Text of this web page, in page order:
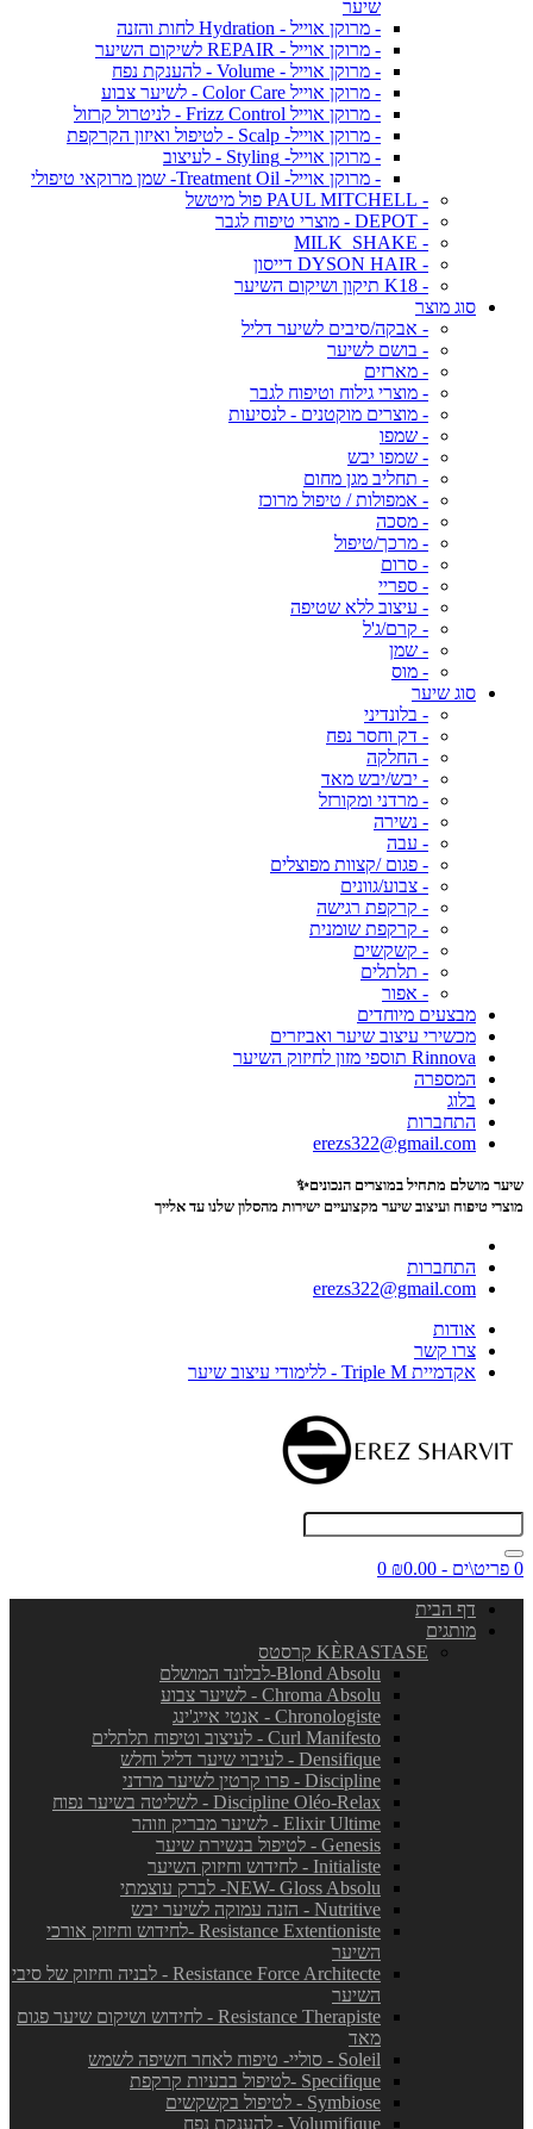
שיער
- מרוקן אוייל - Hydration לחות והזנה
- מרוקן אוייל - REPAIR לשיקום השיער
- מרוקן אוייל - Volume - להענקת נפח
- מרוקן אוייל Color Care - לשיער צבוע
- מרוקן אוייל Frizz Control - לניטרול קרזול
- מרוקן אוייל- Scalp - לטיפול ואיזון הקרקפת
- מרוקן אוייל- Styling - לעיצוב
- מרוקן אוייל- Treatment Oil- שמן מרוקאי טיפולי
- PAUL MITCHELL פול מיטשל
- DEPOT - מוצרי טיפוח לגבר
- MILK_SHAKE
- DYSON HAIR דייסון
- K18 תיקון ושיקום השיער
סוג מוצר
- אבקה/סיבים לשיער דליל
- בושם לשיער
- מארזים
- מוצרי גילוח וטיפוח לגבר
- מוצרים מוקטנים - לנסיעות
- שמפו
- שמפו יבש
- תחליב מגן מחום
- אמפולות / טיפול מרוכז
- מסכה
- מרכך/טיפול
- סרום
- ספריי
- עיצוב ללא שטיפה
- קרם/ג'ל
- שמן
- מוס
סוג שיער
- בלונדיני
- דק וחסר נפח
- החלקה
- יבש/יבש מאד
- מרדני ומקורזל
- נשירה
- עבה
- פגום /קצוות מפוצלים
- צבוע/גוונים
- קרקפת רגישה
- קרקפת שומנית
- קשקשים
- תלתלים
- אפור
מבצעים מיוחדים
מכשירי עיצוב שיער ואביזרים
Rinnova תוספי מזון לחיזוק השיער
המספרה
בלוג
התחברות
erezs322@gmail.com
שיער מושלם מתחיל במוצרים הנכונים✨
מוצרי טיפוח ועיצוב שיער מקצועיים ישירות מהסלון שלנו עד אלייך
התחברות
erezs322@gmail.com
אודות
צרו קשר
אקדמיית Triple M - ללימודי עיצוב שיער
0 פריט\ים - ₪0.00
0
דף הבית
מותגים
KÈRASTASE קרסטס
Blond Absolu-לבלונד המושלם
Chroma Absolu - לשיער צבוע
Chronologiste - אנטי אייג'ינג
Curl Manifesto - לעיצוב וטיפוח תלתלים
Densifique - לעיבוי שיער דליל וחלש
Discipline - פרו קרטין לשיער מרדני
Discipline Oléo-Relax - לשליטה בשיער נפוח
Elixir Ultime - לשיער מבריק וזוהר
Genesis - לטיפול בנשירת שיער
Initialiste - לחידוש וחיזוק השיער
NEW- Gloss Absolu- לברק עוצמתי
Nutritive - הזנה עמוקה לשיער יבש
Resistance Extentioniste -לחידוש וחיזוק אורכי
השיער
Resistance Force Architecte - לבניה וחיזוק של סיבי
השיער
Resistance Therapiste - לחידוש ושיקום שיער פגום
מאד
Soleil - סוליי- טיפוח לאחר חשיפה לשמש
Specifique -לטיפול בבעיות קרקפת
Symbiose - לטיפול בקשקשים
Volumifique - להענקת נפח